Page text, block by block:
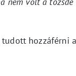
tudott hozzáférni a